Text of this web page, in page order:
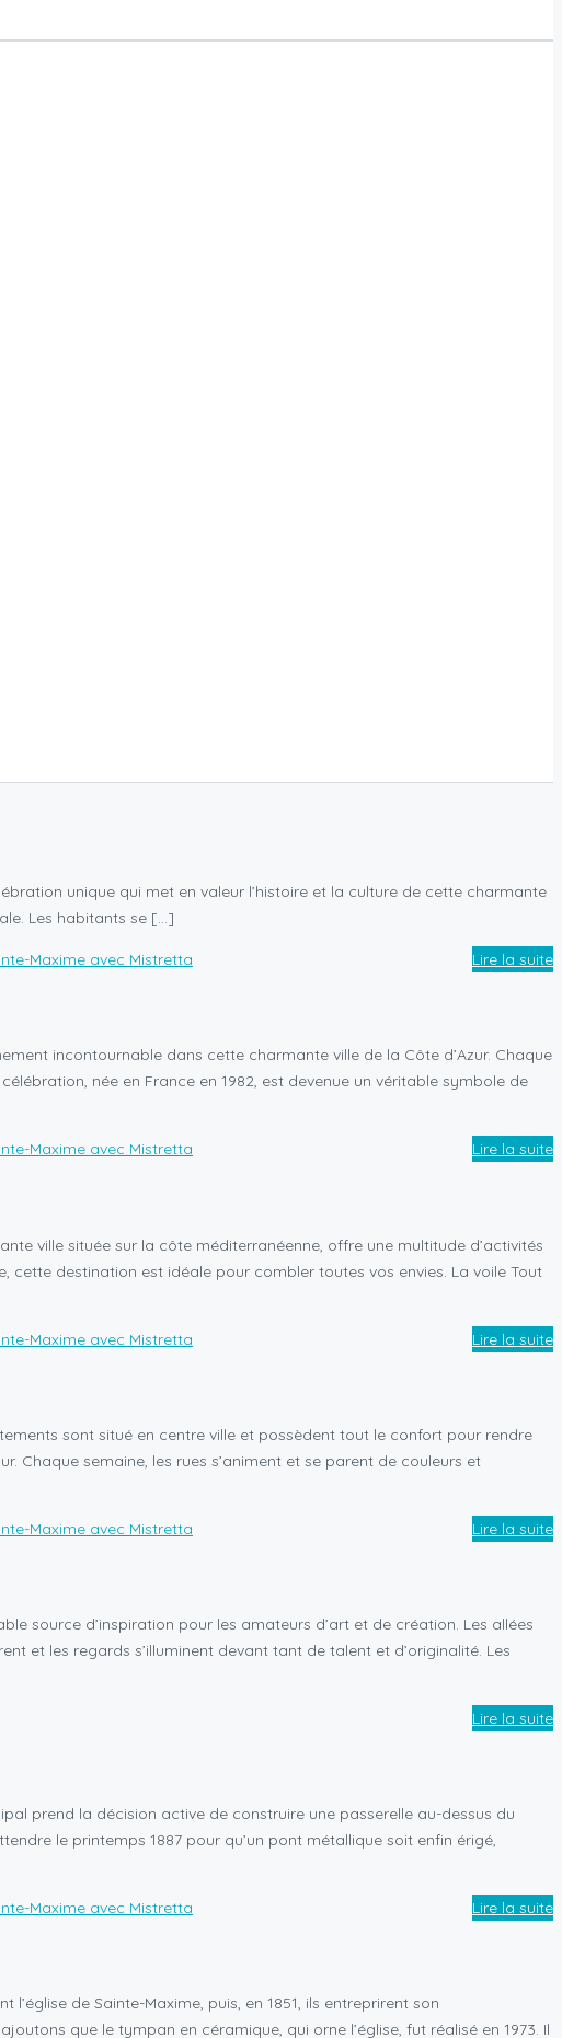
unique qui met en valeur l’histoire et la culture de cette charmante
Les habitants se […]
Lire la suite
incontournable dans cette charmante ville de la Côte d’Azur. Chaque
née en France en 1982, est devenue un véritable symbole de
Lire la suite
ville située sur la côte méditerranéenne, offre une multitude d’activités
destination est idéale pour combler toutes vos envies. La voile Tout
Lire la suite
sont situé en centre ville et possèdent tout le confort pour rendre
Chaque semaine, les rues s’animent et se parent de couleurs et
Lire la suite
source d’inspiration pour les amateurs d’art et de création. Les allées
et les regards s’illuminent devant tant de talent et d’originalité. Les
Lire la suite
prend la décision active de construire une passerelle au-dessus du
le printemps 1887 pour qu’un pont métallique soit enfin érigé,
Lire la suite
l’église de Sainte-Maxime, puis, en 1851, ils entreprirent son
que le tympan en céramique, qui orne l’église, fut réalisé en 1973. Il